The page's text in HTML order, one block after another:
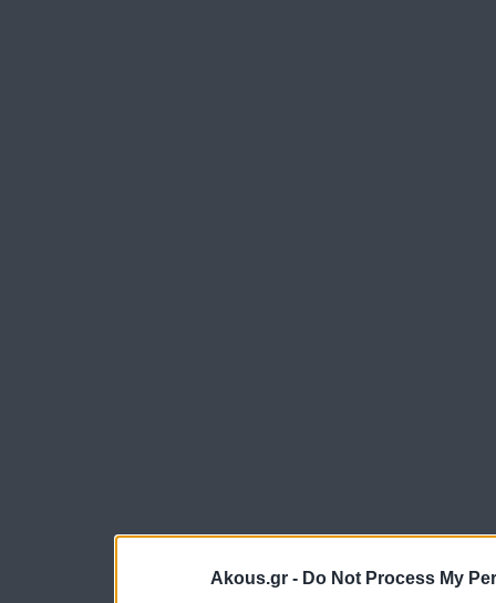
Akous.gr - Do Not Process My